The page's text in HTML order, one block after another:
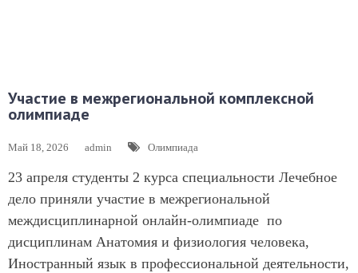
Участие в межрегиональной комплексной
олимпиаде
Май 18, 2026 admin Олимпиада
23 апреля студенты 2 курса специальности Лечебное
дело приняли участие в межрегиональной
междисциплинарной онлайн-олимпиаде по
дисциплинам Анатомия и физиология человека,
Иностранный язык в профессиональной деятельности,